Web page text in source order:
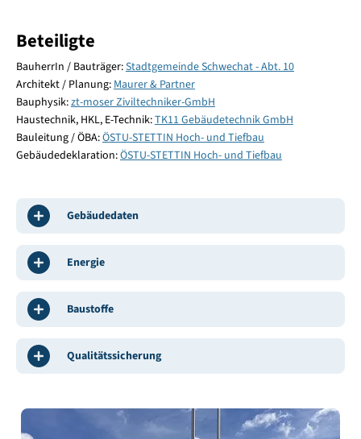
Beteiligte
BauherrIn / Bauträger:Stadtgemeinde Schwechat - Abt. 10
Architekt / Planung: Maurer & Partner
Bauphysik:zt-moser Ziviltechniker-GmbH
Haustechnik, HKL, E-Technik:TK11 Gebäudetechnik GmbH
Bauleitung / ÖBA:ÖSTU-STETTIN Hoch- und Tiefbau
Gebäudedeklaration:ÖSTU-STETTIN Hoch- und Tiefbau
Gebäudedaten
Energie
Baustoffe
Qualitätssicherung